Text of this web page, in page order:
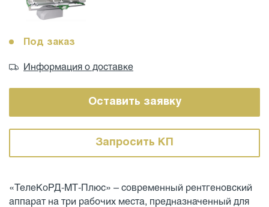
Под заказ
Информация о доставке
Оставить заявку
Запросить КП
«ТелеКоРД-МТ-Плюс» – современный рентгеновский
аппарат на три рабочих места, предназначенный для